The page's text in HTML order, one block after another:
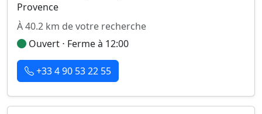
Provence
À 40.2 km de votre recherche
Ouvert ⋅ Ferme à 12:00
+33 4 90 53 22 55